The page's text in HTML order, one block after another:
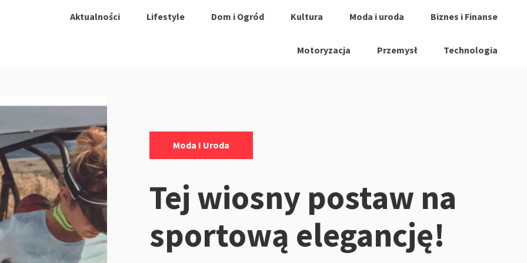
Aktualności Lifestyle Dom i Ogród Kultura Moda i uroda Biznes i Finanse
Motoryzacja Przemysł Technologia
Moda I Uroda
Tej wiosny postaw na
sportową elegancję!